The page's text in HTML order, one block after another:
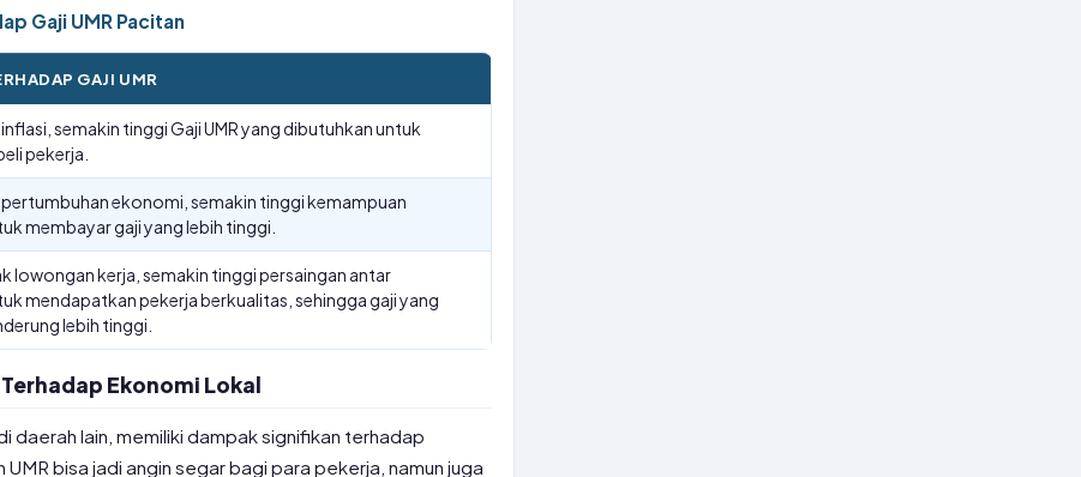
Gaji UMR Pacitan
GAJI UMR
semakin tinggi Gaji UMR yang dibutuhkan untuk
pekerja.
ekonomi, semakin tinggi kemampuan
membayar gaji yang lebih tinggi.
lowongan kerja, semakin tinggi persaingan antar
mendapatkan pekerja berkualitas, sehingga gaji yang
lebih tinggi.
Ekonomi Lokal
daerah lain, memiliki dampak signifikan terhadap
bisa jadi angin segar bagi para pekerja, namun juga